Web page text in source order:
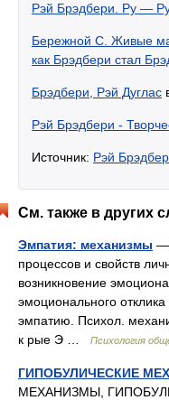
Рэй Брэдбери. Ру —
Бережной С. Живые
как Брэдбери стал
Брэдбери, Рэй Дуглас
Рэй Брэдбери -
Источник: Рэй
См. также в других
Эмпатия: механизмы —
процессов и свойств
возникновение
эмоционального
эмпатию. Психол.
к рые Э …
Психология
ГИПОБУЛИЧЕСКИЕ
МЕХАНИЗМЫ,